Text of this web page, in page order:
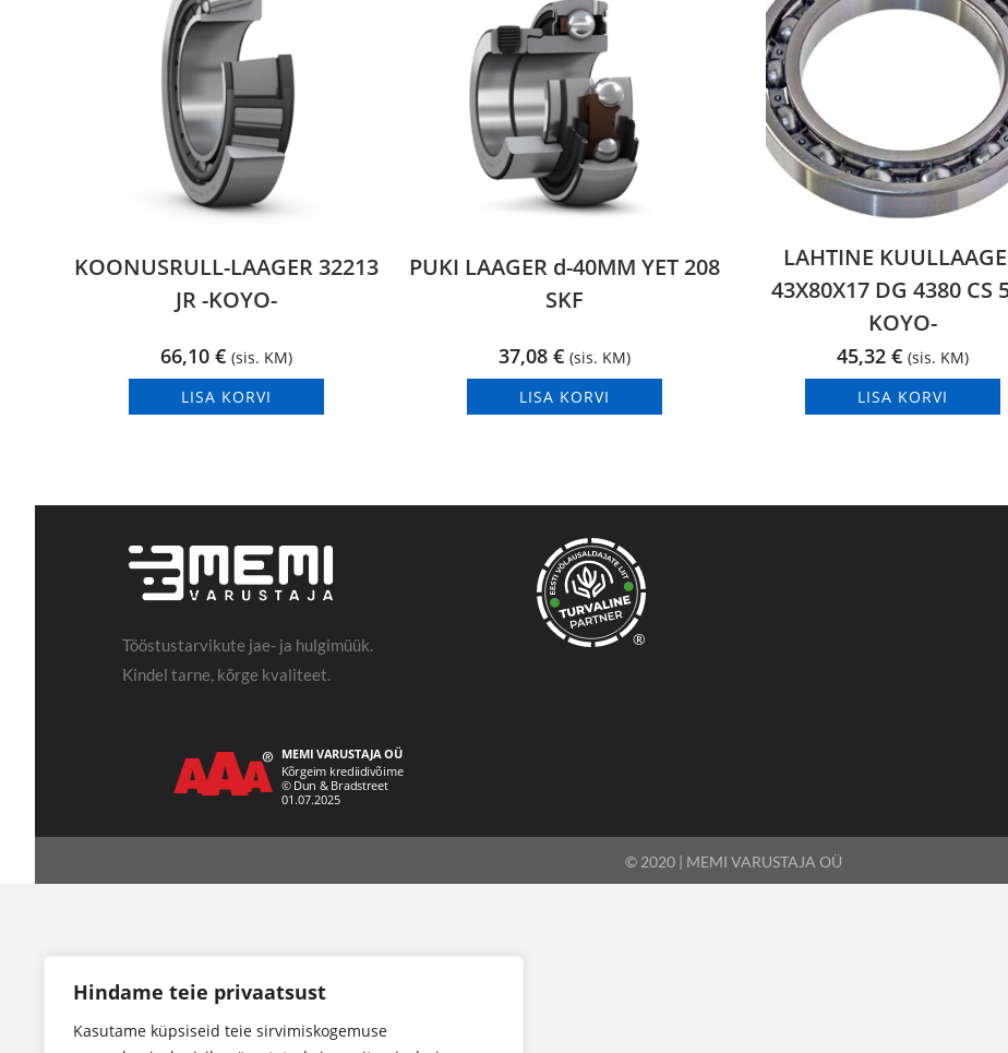
Hindame teie privaatsust
Kasutame küpsiseid teie sirvimiskogemuse
KOONUSRULL-LAAGER 32213
JR -KOYO-
66,10 € (sis. KM)
LISA KORVI
PUKI LAAGER d-40MM YET 208
SKF
37,08 € (sis. KM)
LISA KORVI
LAHTINE
43X80X17 DG 4380 CS
KOYO-
45,32 € (sis. KM)
LISA KORVI
Tööstustarvikute jae- ja hulgimüük.
Kindel tarne, kõrge kvaliteet.
®
© 2020 | MEMI VARUSTAJA OÜ